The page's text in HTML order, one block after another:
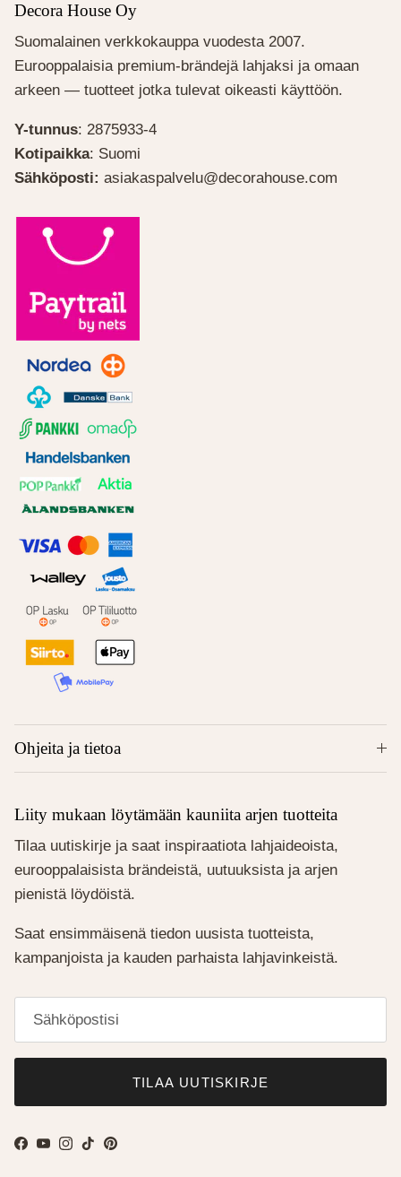
Decora House Oy
Suomalainen verkkokauppa vuodesta 2007.
Eurooppalaisia premium-brändejä lahjaksi ja omaan
arkeen — tuotteet jotka tulevat oikeasti käyttöön.
Y-tunnus: 2875933-4
Kotipaikka: Suomi
Sähköposti: asiakaspalvelu@decorahouse.com
Ohjeita ja tietoa
Liity mukaan löytämään kauniita arjen tuotteita
Tilaa uutiskirje ja saat inspiraatiota lahjaideoista,
eurooppalaisista brändeistä, uutuuksista ja arjen
pienistä löydöistä.
Saat ensimmäisenä tiedon uusista tuotteista,
kampanjoista ja kauden parhaista lahjavinkeistä.
TILAA UUTISKIRJE
Facebook
YouTube
Instagram
TikTokPinterest